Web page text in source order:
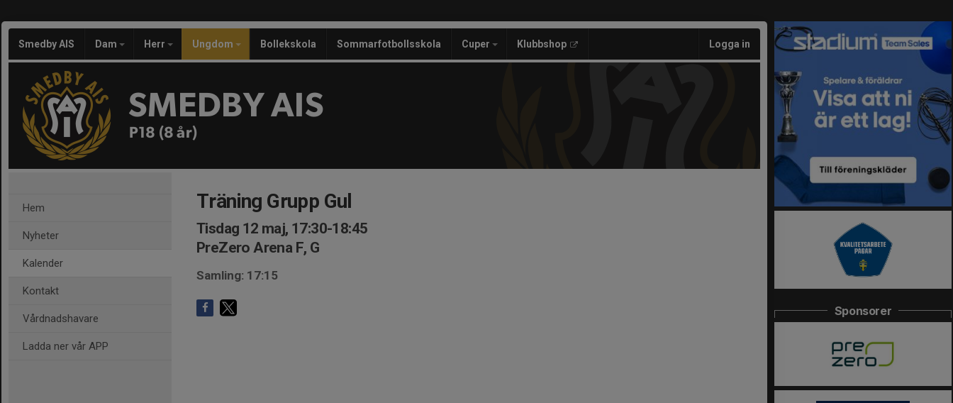
Smedby AIS Dam Herr Ungdom Bollekskola Sommarfotbollsskola Cuper Klubbshop Logga in
SMEDBY AIS
P18 (8 år)
Hem
Nyheter
Kalender
Kontakt
Vårdnadshavare
Ladda ner vår APP
Träning Grupp Gul
Tisdag 12 maj, 17:30-18:45
PreZero Arena F, G
Samling: 17:15
Sponsorer